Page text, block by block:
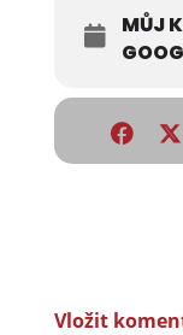
MŮJ
Vložit